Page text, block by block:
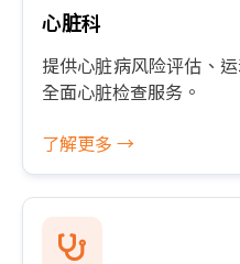
心脏科
提供心脏病风险评估、
全面心脏检查服务。
了解更多 →